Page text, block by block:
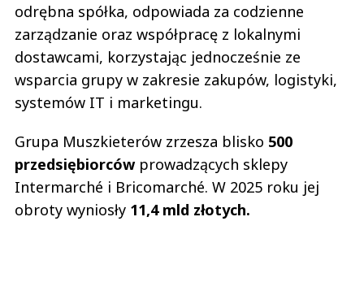
odrębna spółka, odpowiada za codzienne
zarządzanie oraz współpracę z lokalnymi
dostawcami, korzystając jednocześnie ze
wsparcia grupy w zakresie zakupów, logistyki,
systemów IT i marketingu.
Grupa Muszkieterów zrzesza blisko 500
przedsiębiorcówprowadzących sklepy
Intermarché i Bricomarché. W 2025 roku jej
obroty wyniosły 11,4 mld złotych.